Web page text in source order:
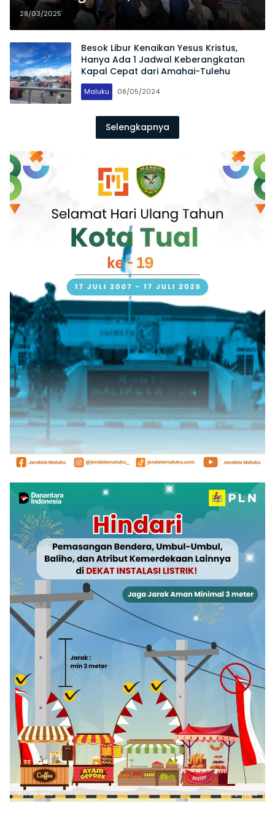
Kapal Cepat Rute Tulehu –
Amahai Ludes Terjual
28/03/2025
Besok Libur Kenaikan Yesus Kristus,
Hanya Ada 1 Jadwal Keberangkatan
Kapal Cepat dari Amahai-Tulehu
Maluku 08/05/2024
Selengkapnya